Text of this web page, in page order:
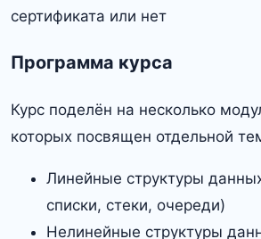
сертификата или нет
Программа курса
Курс поделён на несколько
которых посвящен отдельной
Линейные структуры
списки, стеки, очереди)
Нелинейные структуры